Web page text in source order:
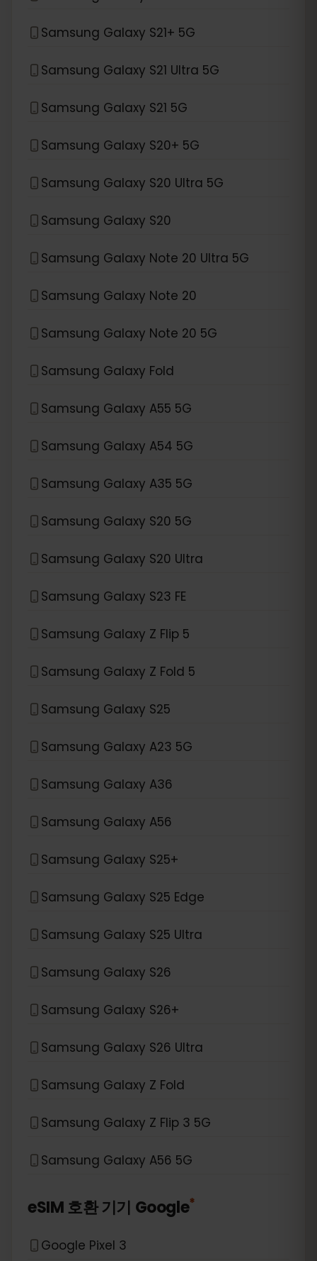
Samsung Galaxy S21+ 5G
Samsung Galaxy S21 Ultra 5G
Samsung Galaxy S21 5G
Samsung Galaxy S20+ 5G
Samsung Galaxy S20 Ultra 5G
Samsung Galaxy S20
Samsung Galaxy Note 20 Ultra 5G
Samsung Galaxy Note 20
Samsung Galaxy Note 20 5G
Samsung Galaxy Fold
Samsung Galaxy A55 5G
Samsung Galaxy A54 5G
Samsung Galaxy A35 5G
Samsung Galaxy S20 5G
Samsung Galaxy S20 Ultra
Samsung Galaxy S23 FE
Samsung Galaxy Z Flip 5
Samsung Galaxy Z Fold 5
Samsung Galaxy S25
Samsung Galaxy A23 5G
Samsung Galaxy A36
Samsung Galaxy A56
Samsung Galaxy S25+
Samsung Galaxy S25 Edge
Samsung Galaxy S25 Ultra
Samsung Galaxy S26
Samsung Galaxy S26+
Samsung Galaxy S26 Ultra
Samsung Galaxy Z Fold
Samsung Galaxy Z Flip 3 5G
Samsung Galaxy A56 5G
eSIM 호환 기기 Google*
Google Pixel 3